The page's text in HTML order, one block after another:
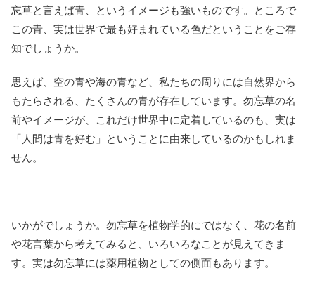
忘草と言えば青、というイメージも強いものです。ところで
この青、実は世界で最も好まれている色だということをご存
知でしょうか。
思えば、空の青や海の青など、私たちの周りには自然界から
もたらされる、たくさんの青が存在しています。勿忘草の名
前やイメージが、これだけ世界中に定着しているのも、実は
「人間は青を好む」ということに由来しているのかもしれま
せん。
いかがでしょうか。勿忘草を植物学的にではなく、花の名前
や花言葉から考えてみると、いろいろなことが見えてきま
す。実は勿忘草には薬用植物としての側面もあります。